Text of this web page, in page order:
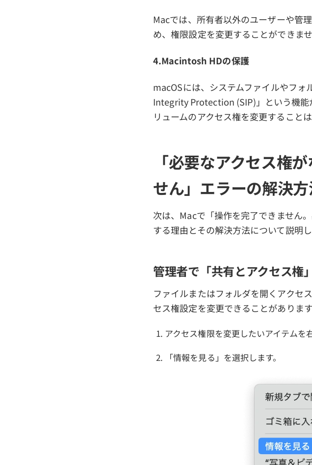
Macでは、所有者以外のユーザーや管
め、権限設定を変更することができませ
4.Macintosh HDの保護
macOSには、システムファイルやフ
Integrity Protection (SIP)」という機能
リュームのアクセス権を変更することは
「必要なアクセス権
せん」エラーの解決
次は、Macで「操作を完了できません
する理由とその解決方法について説明し
管理者で「共有とアクセス権
ファイルまたはフォルダを開くアクセ
セス権設定を変更できることがあります
アクセス権限を変更したいアイテムを
「情報を見る」を選択します。